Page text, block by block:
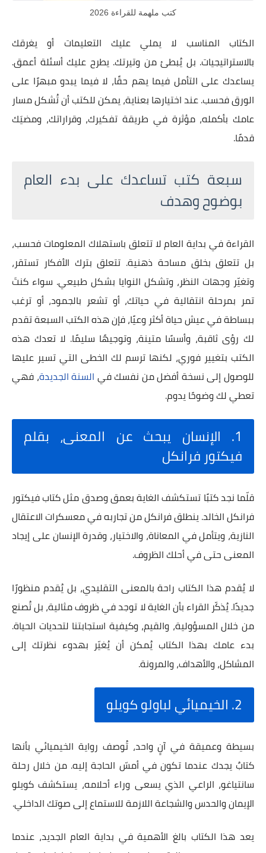
كتب ملهمة للقراءة 2026
الكتاب المناسب لا يملي عليك التعليمات أو يغرقك
بالاستراتيجيات. بل يُبطئ من وتيرتك. يطرح عليك أسئلة أعمق.
يساعدك على التأمل فيما يهم حقًا، لا فيما يبدو مبهرًا على
الورق فحسب. عند اختيارها بعناية، يمكن للكتب أن تُشكل مسار
عامك بأكمله، مؤثرة في طريقة تفكيرك، وقراراتك، ومضيَك
قدمًا.
سبعة كتب تساعدك على بدء العام
بوضوح وهدف
القراءة في بداية العام لا تتعلق باستهلاك المعلومات فحسب،
بل تتعلق بخلق مساحة ذهنية. تتعلق بترك الأفكار تستقر،
وتغيّر وجهات النظر، وتشكل النوايا بشكل طبيعي. سواء كنتَ
تمر بمرحلة انتقالية في حياتك، أو تشعر بالجمود، أو ترغب
ببساطة في عيش حياة أكثر وعيًا، فإن هذه الكتب السبعة تقدم
لك رؤى ثاقبة، وأسسًا متينة، وتوجيهًا سليمًا. لا تعدك هذه
الكتب بتغيير فوري، لكنها ترسم لك الخطى التي تسير عليها
للوصول إلى نسخة أفضل من نفسك في السنة الجديدة، فهي
تعطي لك وضوحًا يدوم.
1. الإنسان يبحث عن المعنى، بقلم
فيكتور فرانكل
قلّما نجد كتبًا تستكشف الغاية بعمق وصدق مثل كتاب فيكتور
فرانكل الخالد. ينطلق فرانكل من تجاربه في معسكرات الاعتقال
النازية، ويتأمل في المعاناة، والاختيار، وقدرة الإنسان على إيجاد
المعنى حتى في أحلك الظروف.
لا يُقدم هذا الكتاب راحة بالمعنى التقليدي، بل يُقدم منظورًا
جديدًا. يُذكّر القراء بأن الغاية لا توجد في ظروف مثالية، بل تُصنع
من خلال المسؤولية، والقيم، وكيفية استجابتنا لتحديات الحياة.
بدء عامك بهذا الكتاب يُمكن أن يُغيّر بهدوء نظرتك إلى
المشاكل، والأهداف، والمرونة.
2. الخيميائي لباولو كويلو
بسيطة وعميقة في آنٍ واحد، تُوصف رواية الخيميائي بأنها
كتابٌ يجدك عندما تكون في أمسّ الحاجة إليه. من خلال رحلة
سانتياغو، الراعي الذي يسعى وراء أحلامه، يستكشف كويلو
الإيمان والحدس والشجاعة اللازمة للاستماع إلى صوتك الداخلي.
يعد هذا الكتاب بالغ الأهمية في بداية العام الجديد، عندما